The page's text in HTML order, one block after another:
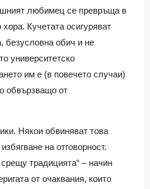
любимец се превръща в
Кучетата осигуряват
безусловна обич и не
университетско
им е (в повечето случаи)
обвързващо от
Някои обвиняват това
на отговорност.
срещу традицията“ – начин
от очаквания, които